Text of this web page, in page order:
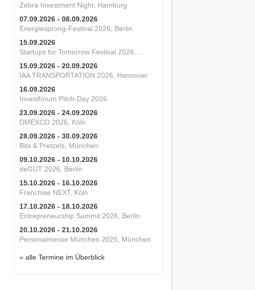
Zebra Investment Night, Hamburg
07.09.2026 - 08.09.2026
Energiesprong-Festival 2026, Berlin
15.09.2026
Startups for Tomorrow Festival 2026,...
15.09.2026 - 20.09.2026
IAA TRANSPORTATION 2026, Hannover
16.09.2026
Investforum Pitch-Day 2026
23.09.2026 - 24.09.2026
DMEXCO 2026, Köln
28.09.2026 - 30.09.2026
Bits & Pretzels, München
09.10.2026 - 10.10.2026
deGUT 2026, Berlin
15.10.2026 - 16.10.2026
Franchise NEXT, Köln
17.10.2026 - 18.10.2026
Entrepreneurship Summit 2026, Berlin
20.10.2026 - 21.10.2026
Personalmesse München 2026, München
» alle Termine im Überblick